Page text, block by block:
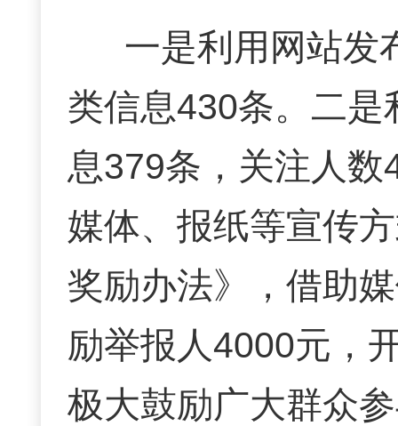
一是利用网站发
类信息430条。 二是
息379条，关注人数
媒体、报纸等宣传
奖励办法》，借助
励举报人4000元，
极大鼓励广大群众